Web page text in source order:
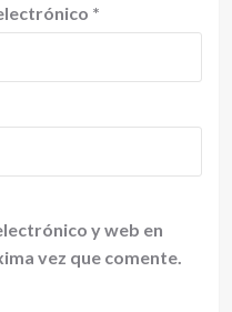
*
y web en
vez que comente.